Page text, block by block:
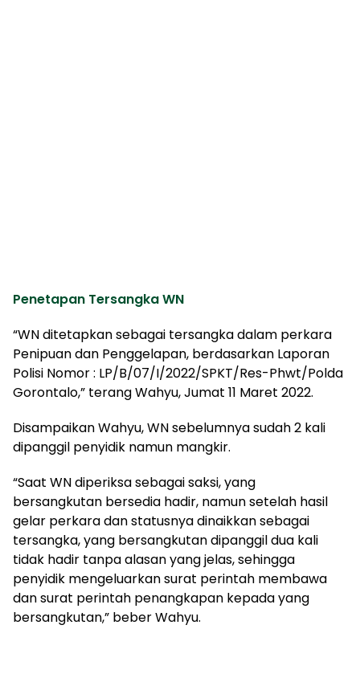
Penetapan Tersangka WN
“WN ditetapkan sebagai tersangka dalam perkara
Penipuan dan Penggelapan, berdasarkan Laporan
Polisi Nomor : LP/B/07/I/2022/SPKT/Res-Phwt/Polda
Gorontalo,” terang Wahyu, Jumat 11 Maret 2022.
Disampaikan Wahyu, WN sebelumnya sudah 2 kali
dipanggil penyidik namun mangkir.
“Saat WN diperiksa sebagai saksi, yang
bersangkutan bersedia hadir, namun setelah hasil
gelar perkara dan statusnya dinaikkan sebagai
tersangka, yang bersangkutan dipanggil dua kali
tidak hadir tanpa alasan yang jelas, sehingga
penyidik mengeluarkan surat perintah membawa
dan surat perintah penangkapan kepada yang
bersangkutan,” beber Wahyu.